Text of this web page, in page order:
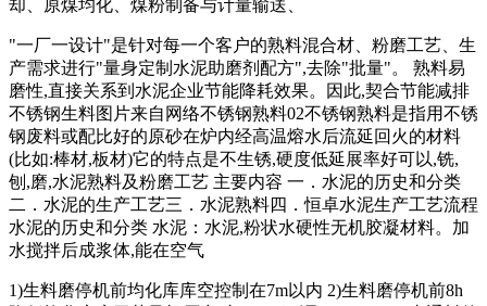
却、原煤均化、煤粉制备与计量输送、
"一厂一设计"是针对每一个客户的熟料混合材、粉磨工艺、生
产需求进行"量身定制水泥助磨剂配方",去除"批量"。 熟料易
磨性,直接关系到水泥企业节能降耗效果。因此,契合节能减排
不锈钢生料图片来自网络不锈钢熟料02不锈钢熟料是指用不锈
钢废料或配比好的原砂在炉内经高温熔水后流延回火的材料
(比如:棒材,板材)它的特点是不生锈,硬度低延展率好可以,铣,
刨,磨,水泥熟料及粉磨工艺 主要内容 一．水泥的历史和分类
二．水泥的生产工艺三．水泥熟料四．恒卓水泥生产工艺流程
水泥的历史和分类 水泥：水泥,粉状水硬性无机胶凝材料。加
水搅拌后成浆体,能在空气
1)生料磨停机前均化库库空控制在7m以内 2)生料磨停机前8h